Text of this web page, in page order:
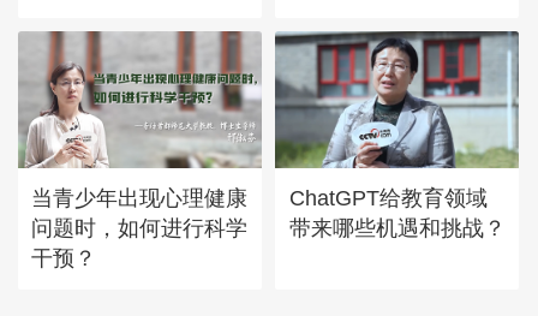
当青少年出现心理健康
问题时，如何进行科学
干预？
ChatGPT给教育领域
带来哪些机遇和挑战？